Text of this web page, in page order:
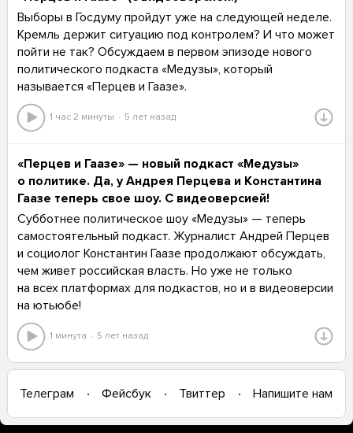
Выборы в Госдуму пройдут уже на следующей неделе.
Кремль держит ситуацию под контролем? И что может
пойти не так? Обсуждаем в первом эпизоде нового
политического подкаста «Медузы», который
называется «Перцев и Гаазе».
1 час 2 минуты 5 лет назад
«Перцев и Гаазе» — новый подкаст «Медузы»
о политике. Да, у Андрея Перцева и Константина
Гаазе теперь свое шоу. С видеоверсией!
Субботнее политическое шоу «Медузы» — теперь
самостоятельный подкаст. Журналист Андрей Перцев
и социолог Константин Гаазе продолжают обсуждать,
чем живет российская власть. Но уже не только
на всех платформах для подкастов, но и в видеоверсии
на ютьюбе!
1 минута 5 лет назад
Телеграм Фейсбук Твиттер Напишите нам